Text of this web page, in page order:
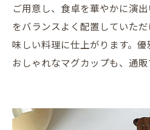
ご用意し、食卓を華やかに演
をバランスよく配置していた
味しい料理に仕上がります。
おしゃれなマグカップも、通販